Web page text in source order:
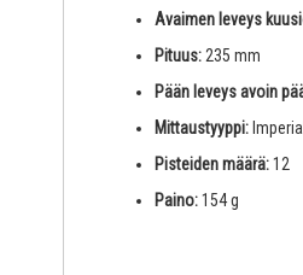
Avaimen leveys
Pituus: 235 mm
Pään leveys avoin
Mittaustyyppi: Imperial
Pisteiden määrä:12
Paino:154 g